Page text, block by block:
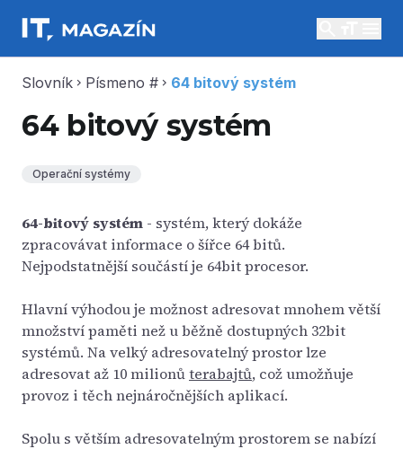
Slovník chevron_right Písmeno # chevron_right 64 bitový systém
64 bitový systém
Operační systémy
64-bitový systém - systém, který dokáže
zpracovávat informace o šířce 64 bitů.
Nejpodstatnější součástí je 64bit procesor.
Hlavní výhodou je možnost adresovat mnohem větší
množství paměti než u běžně dostupných 32bit
systémů. Na velký adresovatelný prostor lze
adresovat až 10 milionůterabajtů, což umožňuje
provoz i těch nejnáročnějších aplikací.
Spolu s větším adresovatelným prostorem se nabízí